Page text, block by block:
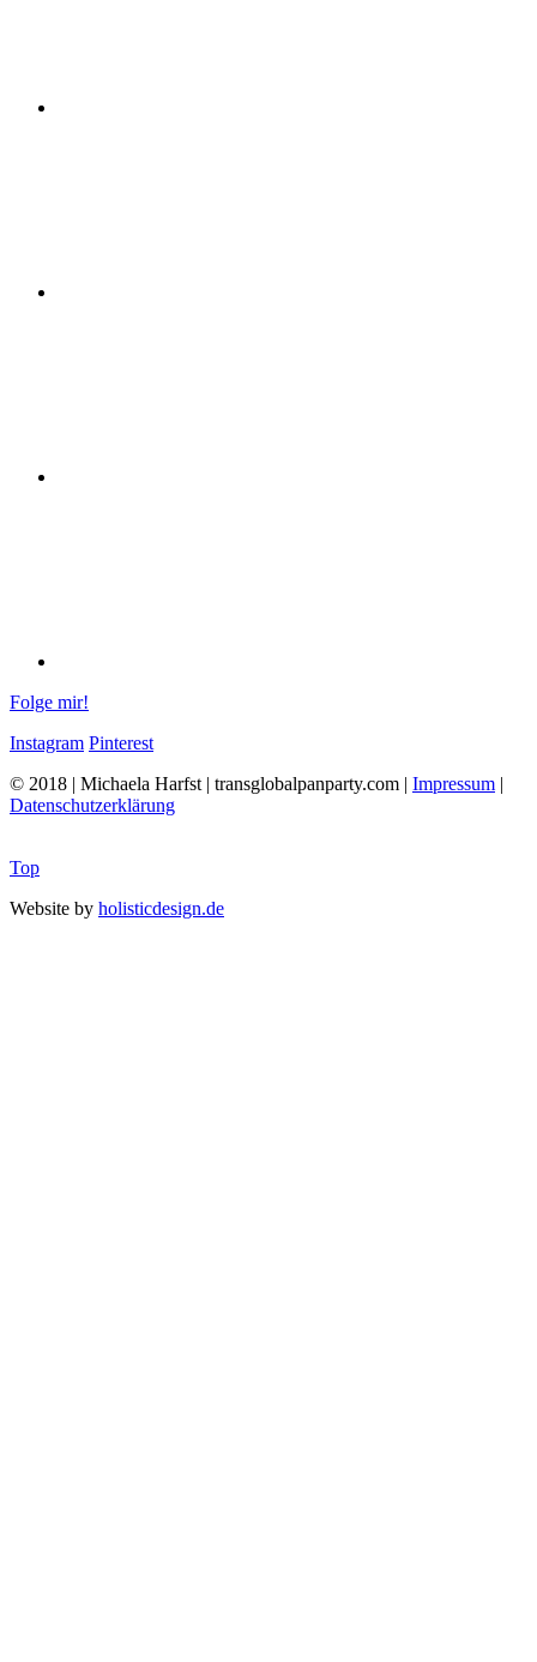
Folge mir!
Instagram Pinterest
© 2018 | Michaela Harfst | transglobalpanparty.com | Impressum |
Datenschutzerklärung
Top
Website by holisticdesign.de